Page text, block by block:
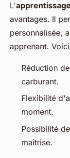
L'
avantages. Il
personnalisée,
apprenant.
Réduction
carburant.
Flexibilité
moment.
Possibilité
maîtrise.